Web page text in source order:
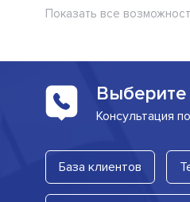
Показать все
Консультация
База клиентов